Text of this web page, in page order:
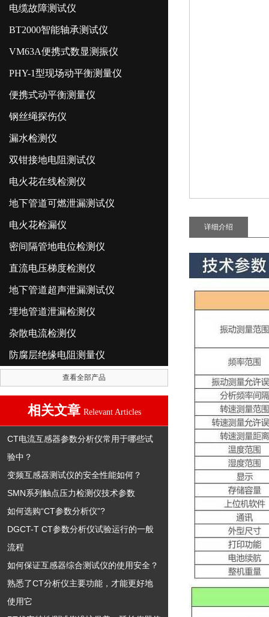
电缆故障测试仪
BT2000智能轴承测试仪
VM63A便携式数显测振仪
PHY-1型现场动平衡测量仪
便携式动平衡测量仪
钢丝绳探伤仪
漏水检测仪
双钳接地电阻测试仪
电火花在线检测仪
地下管道可燃泄漏测试仪
电火花检漏仪
密间隔管地电位检测仪
直流电压梯度检测仪
地下管道超声泄漏测试仪
埋地管道泄漏检测仪
杂散电流检测仪
防腐层绝缘电阻测量仪
查看全部产品
相关文章 Relevant Articles
CT电流互感器参数分析仪常用于哪些试
验中？
变频互感器测试仪的安全性能如何？
SMN系列触点压力检测仪技术参数
如何选购“CT参数分析仪”?
DGCT-T CT参数分析仪试验运行的一般
流程
如何保证互感器综合测试仪的使用安全？
熟悉了CT分析仪主要功能，才能更好地
使用它
详细介绍